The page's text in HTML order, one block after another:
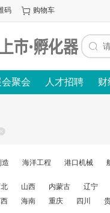
码 购物车
聚会 人才招聘 财
造 海洋工程 港口机械
山西 内蒙古
辽宁
海南 重庆 四川